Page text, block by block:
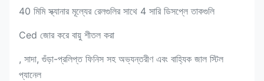
40 মিমি স্ক্যানার মূল্যের রেলগুলির সাথে 4 সারি ডিসপ্লে তাকগুলি
Ced জোর করে বায়ু শীতল করা
, সাদা, গুঁড়া-প্রলিপ্ত ফিনিস সহ অভ্যন্তরীণ এবং বাহ্যিক জাল স্টিল
প্যানেল